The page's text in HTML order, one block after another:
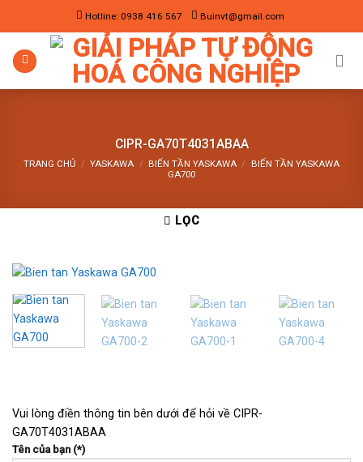
content
Hotline: 0938 416 567 Buinvt@gmail.com
CIPR-GA70T4031ABAA
TRANG CHỦ / YASKAWA / BIẾN TẦN YASKAWA / BIẾN TẦN YASKAWA
GA700
LỌC
Vui lòng điền thông tin bên dưới để hỏi về CIPR-
GA70T4031ABAA
Tên của bạn (*)